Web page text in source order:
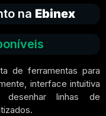
na Ebinex
de ferramentas para
interface intuitiva
desenhar linhas de